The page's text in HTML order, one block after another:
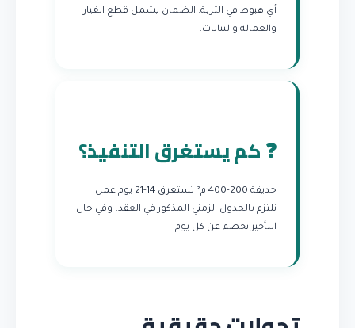
أي هبوط في التربة. الضمان يشمل قطع الغيار
والعمالة والنباتات.
❓ كم يستغرق التنفيذ؟
حديقة 200-400 م² تستغرق 14-21 يوم عمل.
نلتزم بالجدول الزمني المذكور في العقد، وفي حال
التأخير نخصم عن كل يوم.